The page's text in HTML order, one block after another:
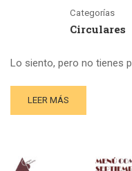
Categorías
Circulares
Lo siento, pero no tienes
LEER MÁS